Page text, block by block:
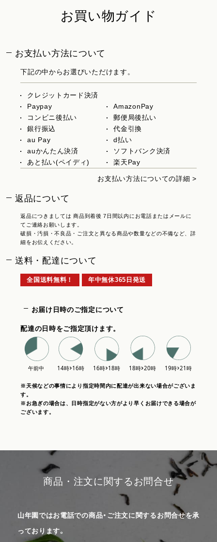
お買い物ガイド
お支払い方法について
下記の中からお選びいただけます。
クレジットカード決済
Paypay
AmazonPay
コンビニ後払い
郵便局後払い
銀行振込
代金引換
au Pay
d払い
auかんたん決済
ソフトバンク決済
あと払い(ペイディ)
楽天Pay
お支払い方法についての詳細 >
返品について
返品につきましては 商品到着後 7日間以内にお電話またはメールに
てご連絡お願いします。
破損・汚損・不良品・ご注文と異なる商品や数量などの不備など、詳
細をお伝えください。
送料・配達について
全国送料無料！ 年中無休365日発送
お届け日時のご指定について
配達の日時をご指定頂けます。
※天候などの事情により指定時間内に配達が出来ない場合がございま
す。
※お急ぎの場合は、日時指定がない方がより早くお届けできる場合が
ございます。
商品・注文に関するお問合せ
山年園ではお電話での商品・ご注文に関するお問合せを承
っております。